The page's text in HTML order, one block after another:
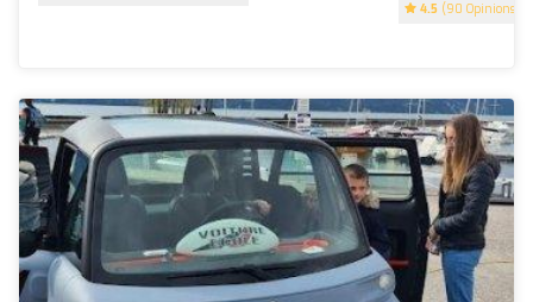
4.5 (90 Opinions)